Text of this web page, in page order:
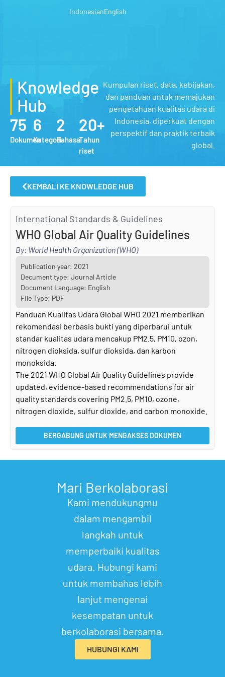
IndonesianEnglish
Knowledge
Hub
75
Dokumen
6
Kategori
2
Bahasa
20+
Tahun
riset
Kumpulan riset, data, kebijakan,
dan panduan untuk memajukan
pengetahuan kualitas udara di
Indonesia, diperkuat dengan
perspektif dan praktik terbaik
global.
KEMBALI KE KNOWLEDGE HUB
International Standards & Guidelines
WHO Global Air Quality Guidelines
By: World Health Organization (WHO)
Publication year: 2021
Decument type: Journal Article
Document Language: English
File Type: PDF
Panduan Kualitas Udara Global WHO 2021 memberikan
rekomendasi berbasis bukti yang diperbarui untuk
standar kualitas udara mencakup PM2.5, PM10, ozon,
nitrogen dioksida, sulfur dioksida, dan karbon
monoksida.
The 2021 WHO Global Air Quality Guidelines provide
updated, evidence-based recommendations for air
quality standards covering PM2.5, PM10, ozone,
nitrogen dioxide, sulfur dioxide, and carbon monoxide.
BERGABUNG UNTUK MENGAKSES DOKUMEN
Mari Berkolaborasi
Kami mendukungmu
dalam mengambil
langkah untuk
memperbaiki kualitas
udara. Hubungi kami
untuk membahas lebih
lanjut mengenai
kesempatan untuk
berkolaborasi bersama.
HUBUNGI KAMI